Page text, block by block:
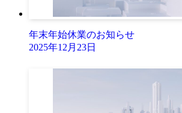
年末年始休業のお知らせ
2025年12月23日